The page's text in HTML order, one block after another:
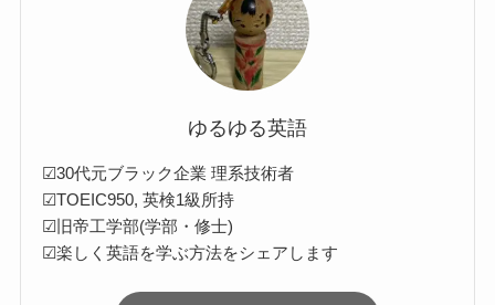
ゆるゆる英語
☑30代元ブラック企業 理系技術者
☑TOEIC950, 英検1級所持
☑旧帝工学部(学部・修士)
☑楽しく英語を学ぶ方法をシェアします